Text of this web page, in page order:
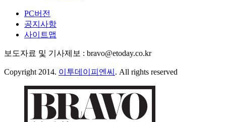
PC버전
공지사항
사이트맵
보도자료 및 기사제보 : bravo@etoday.co.kr
Copyright 2014. 이투데이피엔씨 . All rights reserved